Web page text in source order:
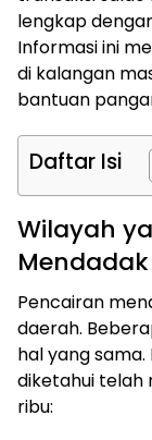
lengkap
Informasi ini
di kalangan
bantuan
Daftar Isi
Wilayah
Mendadak
Pencairan
daerah.
hal yang
diketahui telah
ribu: